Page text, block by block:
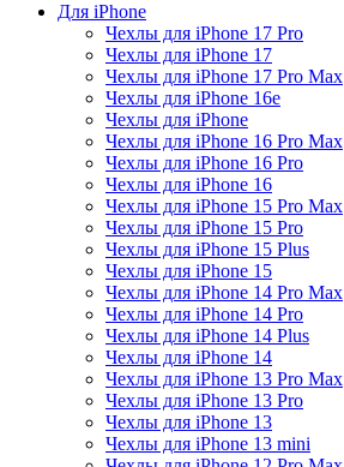
Для iPhone
Чехлы для iPhone 17 Pro
Чехлы для iPhone 17
Чехлы для iPhone 17 Pro Max
Чехлы для iPhone 16e
Чехлы для iPhone
Чехлы для iPhone 16 Pro Max
Чехлы для iPhone 16 Pro
Чехлы для iPhone 16
Чехлы для iPhone 15 Pro Max
Чехлы для iPhone 15 Pro
Чехлы для iPhone 15 Plus
Чехлы для iPhone 15
Чехлы для iPhone 14 Pro Max
Чехлы для iPhone 14 Pro
Чехлы для iPhone 14 Plus
Чехлы для iPhone 14
Чехлы для iPhone 13 Pro Max
Чехлы для iPhone 13 Pro
Чехлы для iPhone 13
Чехлы для iPhone 13 mini